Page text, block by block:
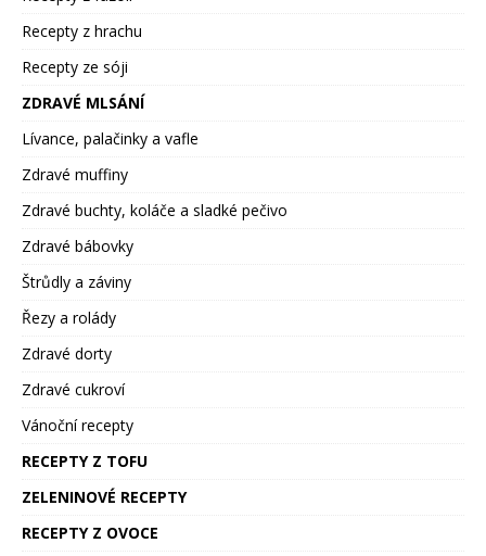
Recepty z hrachu
Recepty ze sóji
ZDRAVÉ MLSÁNÍ
Lívance, palačinky a vafle
Zdravé muffiny
Zdravé buchty, koláče a sladké pečivo
Zdravé bábovky
Štrůdly a záviny
Řezy a rolády
Zdravé dorty
Zdravé cukroví
Vánoční recepty
RECEPTY Z TOFU
ZELENINOVÉ RECEPTY
RECEPTY Z OVOCE